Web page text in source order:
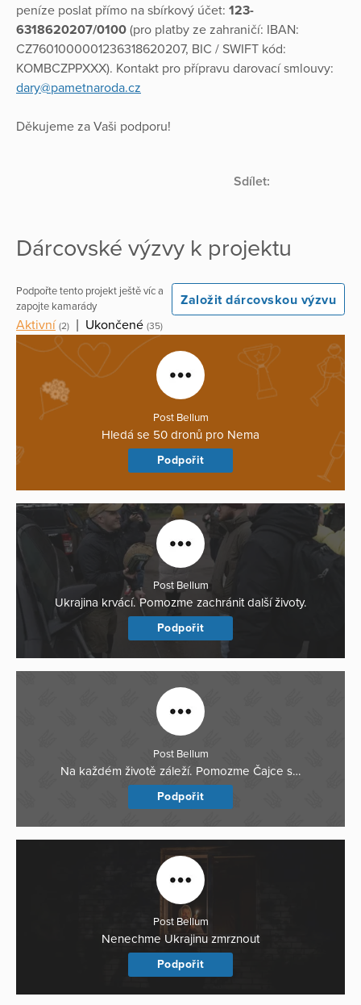
peníze poslat přímo na sbírkový účet: 123-
6318620207/0100 (pro platby ze zahraničí: IBAN:
CZ7601000001236318620207, BIC / SWIFT kód:
KOMBCZPPXXX). Kontakt pro přípravu darovací smlouvy:
dary@pametnaroda.cz
Děkujeme za Vaši podporu!
Sdílet:
Dárcovské výzvy k projektu
Podpořte tento projekt ještě víc a
zapojte kamarády
Založit dárcovskou výzvu
Aktivní (2) Ukončené (35)
Post Bellum
Hledá se 50 dronů pro Nema
Podpořit
Post Bellum
Ukrajina krvácí. Pomozme zachránit další životy.
Podpořit
Post Bellum
Na každém životě záleží. Pomozme Čajce s…
Podpořit
Post Bellum
Nenechme Ukrajinu zmrznout
Podpořit